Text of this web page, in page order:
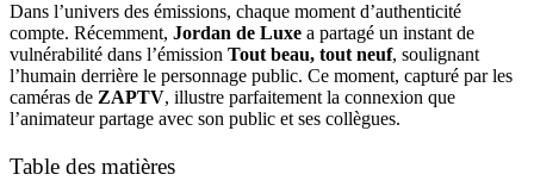
Dans l’univers des émissions, chaque moment d’authenticité
compte. Récemment, Jordan de Luxe a partagé un instant de
vulnérabilité dans l’émission Tout beau, tout neuf, soulignant
l’humain derrière le personnage public. Ce moment, capturé par les
caméras de ZAPTV, illustre parfaitement la connexion que
l’animateur partage avec son public et ses collègues.
Table des matières